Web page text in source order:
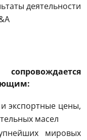
деятельности
экспортные цены,
масел
мировых